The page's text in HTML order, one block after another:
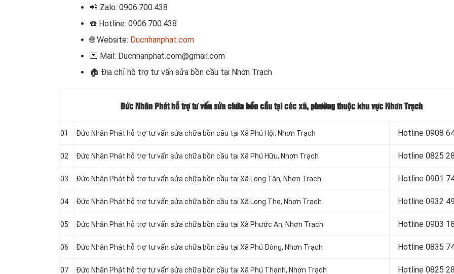
📲 Zalo: 0906.700.438
☎️ Hotline: 0906.700.438
🌐 Website: Ducnhanphat.com
💌 Mail: Ducnhanphat.com@gmail.com
🏠 Địa chỉ hỗ trợ tư vấn sửa bồn cầu tại Nhơn Trạch
Đức Nhân Phát hỗ trợ tư vấn sửa chữa bồn cầu tại các xã, phường thuộc khu vực Nhơn Trạch
01 Đức Nhân Phát hỗ trợ tư vấn sửa chữa bồn cầu tại Xã Phú Hội, Nhơn Trạch Hotline 0908
02 Đức Nhân Phát hỗ trợ tư vấn sửa chữa bồn cầu tại Xã Phú Hữu, Nhơn Trạch Hotline 0825
03 Đức Nhân Phát hỗ trợ tư vấn sửa chữa bồn cầu tại Xã Long Tân, Nhơn Trạch Hotline 0901
04 Đức Nhân Phát hỗ trợ tư vấn sửa chữa bồn cầu tại Xã Long Thọ, Nhơn Trạch Hotline 0932
05 Đức Nhân Phát hỗ trợ tư vấn sửa chữa bồn cầu tại Xã Phước An, Nhơn Trạch Hotline 0903
06 Đức Nhân Phát hỗ trợ tư vấn sửa chữa bồn cầu tại Xã Phú Đông, Nhơn Trạch Hotline 0835
07 Đức Nhân Phát hỗ trợ tư vấn sửa chữa bồn cầu tại Xã Phú Thạnh, Nhơn Trạch Hotline 0825